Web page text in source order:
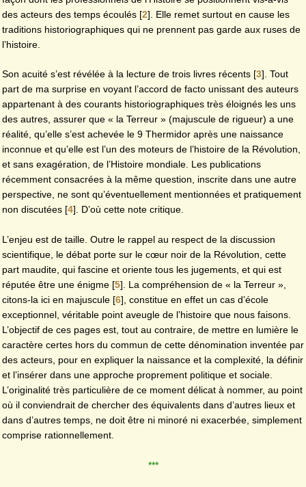
des acteurs des temps écoulés [2] . Elle remet surtout en cause les
traditions historiographiques qui ne prennent pas garde aux ruses de
l’histoire.
Son acuité s’est révélée à la lecture de trois livres récents [3]. Tout
part de ma surprise en voyant l’accord de facto unissant des auteurs
appartenant à des courants historiographiques très éloignés les uns
des autres, assurer que « la Terreur » (majuscule de rigueur) a une
réalité, qu’elle s’est achevée le 9 Thermidor après une naissance
inconnue et qu’elle est l’un des moteurs de l’histoire de la Révolution,
et sans exagération, de l’Histoire mondiale. Les publications
récemment consacrées à la même question, inscrite dans une autre
perspective, ne sont qu’éventuellement mentionnées et pratiquement
non discutées [4]. D’où cette note critique.
L’enjeu est de taille. Outre le rappel au respect de la discussion
scientifique, le débat porte sur le cœur noir de la Révolution, cette
part maudite, qui fascine et oriente tous les jugements, et qui est
réputée être une énigme [5] . La compréhension de « la Terreur »,
citons-la ici en majuscule [6] , constitue en effet un cas d’école
exceptionnel, véritable point aveugle de l’histoire que nous faisons.
L’objectif de ces pages est, tout au contraire, de mettre en lumière le
caractère certes hors du commun de cette dénomination inventée par
des acteurs, pour en expliquer la naissance et la complexité, la définir
et l’insérer dans une approche proprement politique et sociale.
L’originalité très particulière de ce moment délicat à nommer, au point
où il conviendrait de chercher des équivalents dans d’autres lieux et
dans d’autres temps, ne doit être ni minoré ni exacerbée, simplement
comprise rationnellement.
***